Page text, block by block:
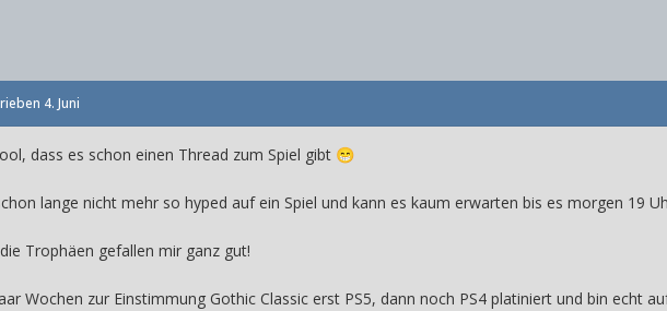
4. Juni
dass es schon einen Thread zum Spiel gibt 😁
lange nicht mehr so hyped auf ein Spiel und kann es kaum erwarten bis es morgen 19
Trophäen gefallen mir ganz gut!
Wochen zur Einstimmung Gothic Classic erst PS5, dann noch PS4 platiniert und bin echt